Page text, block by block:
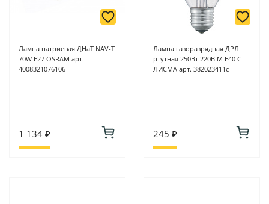
Лампа натриевая ДНаТ NAV-T
70W Е27 OSRAM арт.
4008321076106
1 134 ₽
Лампа газоразрядная ДРЛ
ртутная 250Вт 220В М Е40 С
ЛИСМА арт. 382023411с
245 ₽